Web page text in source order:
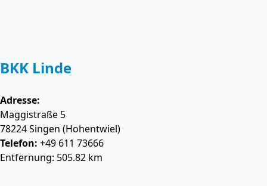
BKK Linde
Adresse:
Maggistraße 5
78224Singen (Hohentwiel)
Telefon: +49 611 73666
Entfernung: 505.82 km